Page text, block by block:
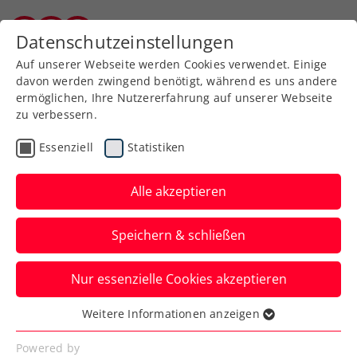
Zurück zur Newsübersicht
ATP
Mega-Mittwoch bei den
LAYJET-OPEN in Bad
Waltersdorf
Regen zwingt beim ATP-Challenger am
Dienstag zur Pause. Für Mittwoch wird
perfektes Wetter prophezeit.
Verfasst von: Presseaussendung / Redaktion, 16.09.2025
Datenschutzeinstellungen
Auf unserer Webseite werden Cookies verwendet. Einige
davon werden zwingend benötigt, während es uns andere
ermöglichen, Ihre Nutzererfahrung auf unserer Webseite
zu verbessern.
Essenziell Statistiken
Alle akzeptieren
Speichern & schließen
Nur essenzielle Cookies akzeptieren
Essenziell
Essenzielle Cookies werden für grundlegende
Weitere Informationen anzeigen
Powered by